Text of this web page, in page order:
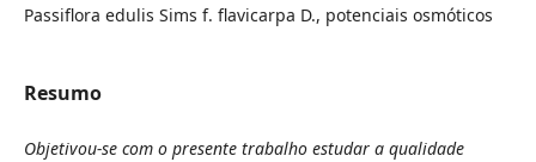
Passiflora edulis Sims f. flavicarpa D., potenciais osmóticos
Resumo
Objetivou-se com o presente trabalho estudar a qualidade